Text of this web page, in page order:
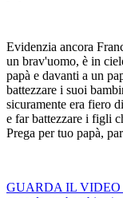
Evidenzia ancora
un brav'uomo, è in
papà e davanti a un
battezzare i suoi
sicuramente era fiero
e far battezzare i figli
Prega per tuo papà,
GUARDA IL VIDEO